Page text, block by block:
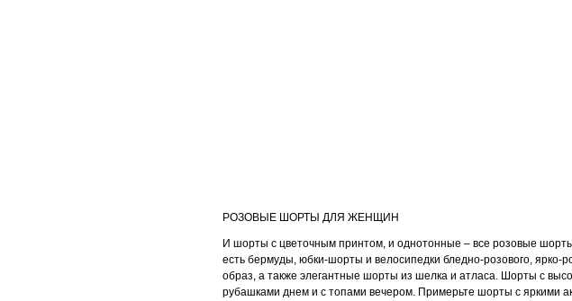
РОЗОВЫЕ ШОРТЫ ДЛЯ ЖЕНЩИН
И шорты с цветочным принтом, и однотонные – все розовые
есть бермуды, юбки-шорты и велосипедки бледно-розового, ярко-
образ, а также элегантные шорты из шелка и атласа. Шорты с
рубашками днем и с топами вечером. Примерьте шорты с яркими